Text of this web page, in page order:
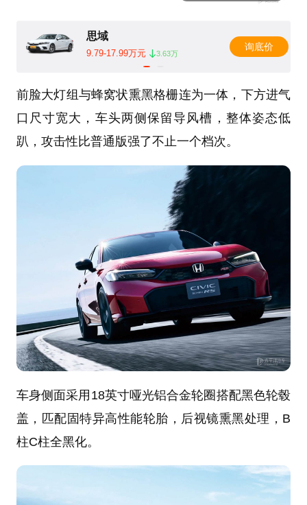
思域
9.79-17.99万元 3.63万
询底价
前脸大灯组与蜂窝状熏黑格栅连为一体，下方进气
口尺寸宽大，车头两侧保留导风槽，整体姿态低
趴，攻击性比普通版强了不止一个档次。
车身侧面采用18英寸哑光铝合金轮圈搭配黑色轮毂
盖，匹配固特异高性能轮胎，后视镜熏黑处理，B
柱C柱全黑化。